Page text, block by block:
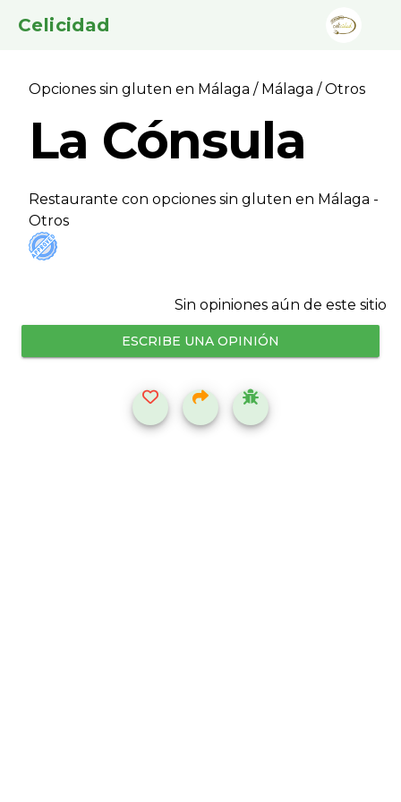
Celicidad
Opciones sin gluten en Málaga / Málaga / Otros
La Cónsula
Restaurante con opciones sin gluten en Málaga -
Otros
Sin opiniones aún de este sitio
ESCRIBE UNA OPINIÓN